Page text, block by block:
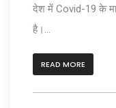
देश में Covid-19 के
है।...
READ MORE